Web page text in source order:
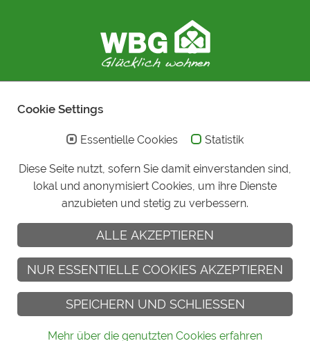
Cookie Settings
Essentielle Cookies Statistik
Diese Seite nutzt, sofern Sie damit einverstanden sind,
lokal und anonymisiert Cookies, um ihre Dienste
anzubieten und stetig zu verbessern.
ALLE AKZEPTIEREN
NUR ESSENTIELLE COOKIES AKZEPTIEREN
SPEICHERN UND SCHLIESSEN
Mehr über die genutzten Cookies erfahren